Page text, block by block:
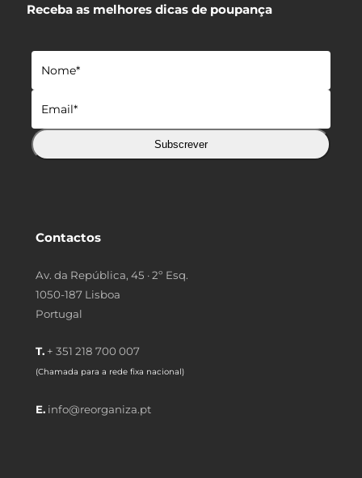
Receba as melhores dicas de poupança
Subscrever
Contactos
Av. da República, 45 · 2º Esq.
1050-187 Lisboa
Portugal
T. + 351 218 700 007
(Chamada para a rede fixa nacional)
E. info@reorganiza.pt